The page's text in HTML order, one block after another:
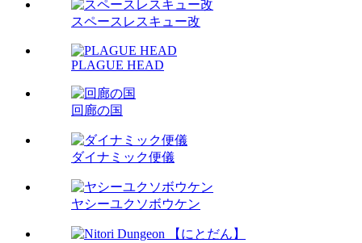
スペースレスキュー改
PLAGUE HEAD
回廊の国
ダイナミック便儀
ヤシーユクソボウケン